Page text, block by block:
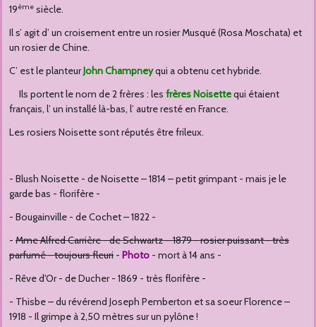
19ème siècle.
Il s’ agit d’ un croisement entre un rosier Musqué (Rosa Moschata) et
un rosier de Chine.
C’ est le planteurJohn Champneyqui a obtenu cet hybride.
Ils portent le nom de 2 frères : les frères Noisettequi étaient
français, l’ un installé là-bas, l’ autre resté en France.
Les rosiers Noisette sont réputés être frileux.
- Blush Noisette - de Noisette – 1814 – petit grimpant - mais je le
garde bas - florifère -
- Bougainville - de Cochet – 1822 -
- Mme Alfred Carrière - de Schwartz – 1879 - rosier puissant - très
parfumé - toujours fleuri - Photo - mort à 14 ans -
- Rêve d'Or - de Ducher - 1869 - très florifère -
- Thisbe – du révérend Joseph Pemberton et sa soeur Florence –
1918 - Il grimpe à 2,50 mètres sur un pylône !